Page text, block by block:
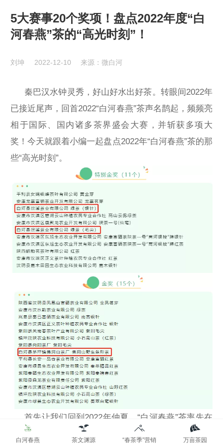
5大赛事20个奖项！盘点2022年度“白
河春燕”茶的“高光时刻”！
刘坤 2022-12-10 来源：微白河
秦巴汉水钟灵秀，好山好水出好茶。转眼间2022年
已接近尾声，回首2022“白河春燕”茶声名鹊起，频频亮
相于国际、国内诸多茶界盛会大赛，并斩获多项大
奖！今天就跟着小编一起盘点2022年“白河春燕”茶的那
些“高光时刻”。
首先让我们回到2022年仲夏，“白河春燕”茶率先在
亚太茗茶大奖赛上崭露头角。6月11、18日，第七届亚
白河春燕 茶文渊源 “春茶季”营销 万亩茶园